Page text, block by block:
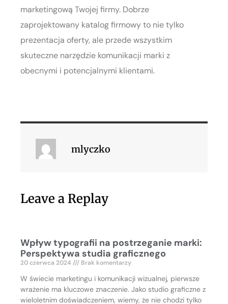
marketingową Twojej firmy. Dobrze
zaprojektowany katalog firmowy to nie tylko
prezentacja oferty, ale przede wszystkim
skuteczne narzędzie komunikacji marki z
obecnymi i potencjalnymi klientami.
mlyczko
Leave a Replay
Wpływ typografii na postrzeganie marki:
Perspektywa studia graficznego
20 czerwca 2024 Brak komentarzy
W świecie marketingu i komunikacji wizualnej, pierwsze
wrażenie ma kluczowe znaczenie. Jako studio graficzne z
wieloletnim doświadczeniem, wiemy, że nie chodzi tylko